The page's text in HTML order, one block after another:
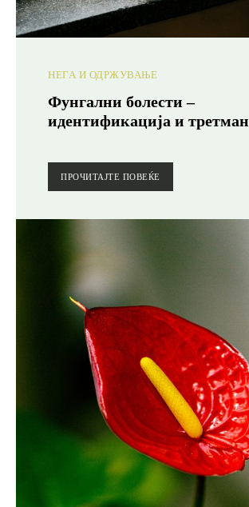
НЕГА И ОДРЖУВАЊЕ
Фунгални болести –
идентификација и третман
ПРОЧИТАЈТЕ ПОВЕЌЕ